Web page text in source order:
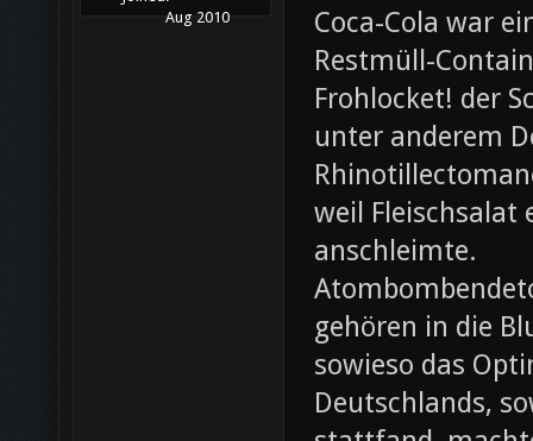
Aug 2010
Coca-Cola war
Restmüll-
Frohlocket! der
unter anderem
weil Fleischsalat
anschleimte.
gehören in die
sowieso das
Deutschlands,